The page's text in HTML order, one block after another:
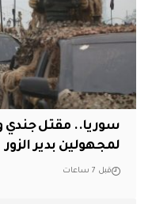
سوريا.. مقتل جندي
لمجهولين بدير الزور
قبل 7 ساعات